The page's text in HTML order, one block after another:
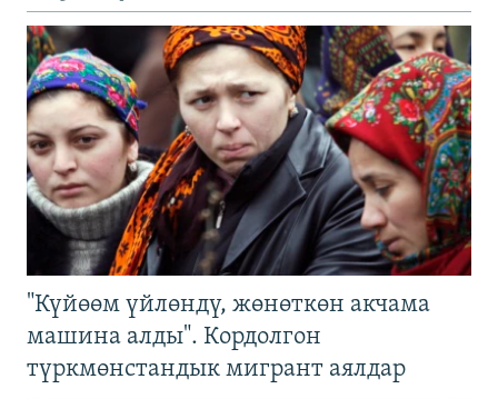
"Күйөөм үйлөндү, жөнөткөн акчама
машина алды". Кордолгон
түркмөнстандык мигрант аялдар